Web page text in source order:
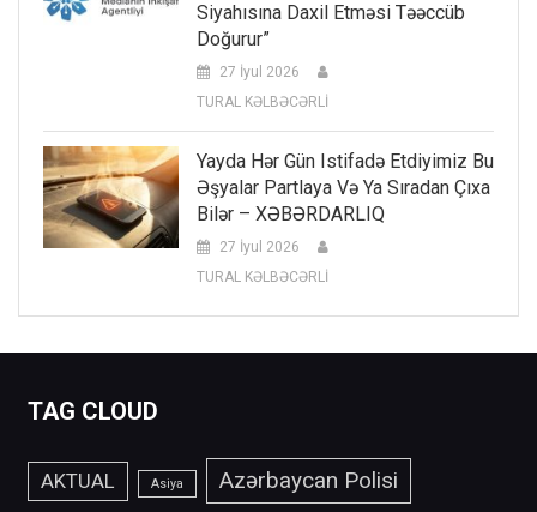
Siyahısına Daxil Etməsi Təəccüb
Doğurur”
27 İyul 2026
TURAL KƏLBƏCƏRLİ
Yayda Hər Gün Istifadə Etdiyimiz Bu
Əşyalar Partlaya Və Ya Sıradan Çıxa
Bilər – XƏBƏRDARLIQ
27 İyul 2026
TURAL KƏLBƏCƏRLİ
TAG CLOUD
AKTUAL Asiya Azərbaycan Polisi